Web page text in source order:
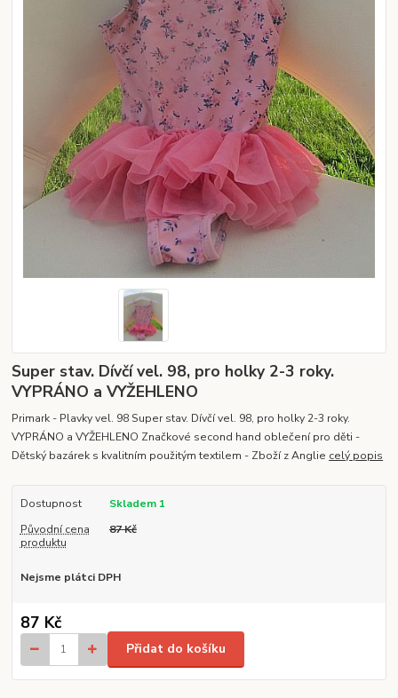
Super stav. Dívčí vel. 98, pro holky 2-3 roky.
VYPRÁNO a VYŽEHLENO
Primark - Plavky vel. 98 Super stav. Dívčí vel. 98, pro holky 2-3 roky.
VYPRÁNO a VYŽEHLENO Značkové second hand oblečení pro děti -
Dětský bazárek s kvalitním použitým textilem - Zboží z Anglie celý popis
Dostupnost
Skladem 1
Původní cena
produktu
87 Kč
Nejsme plátci DPH
87 Kč
Přidat do košíku